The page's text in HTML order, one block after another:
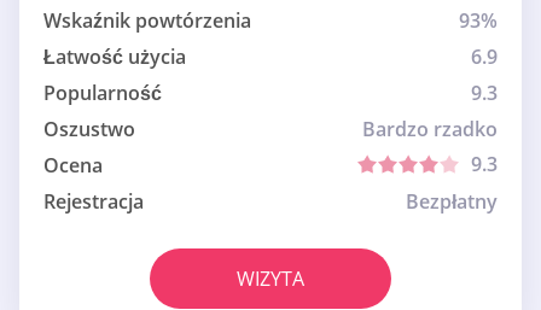
Wskaźnik powtórzenia
93%
Łatwość użycia
6.9
Popularność
9.3
Oszustwo
Bardzo rzadko
Ocena
9.3
Rejestracja
Bezpłatny
WIZYTA